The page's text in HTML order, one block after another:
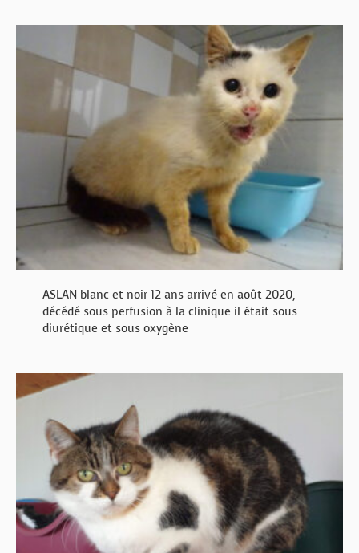
ASLAN blanc et noir 12 ans arrivé en août 2020,
décédé sous perfusion à la clinique il était sous
diurétique et sous oxygène